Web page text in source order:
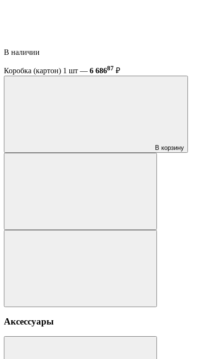
В наличии
Коробка (картон) 1 шт — 6 68687 ₽
В корзину
Аксессуары